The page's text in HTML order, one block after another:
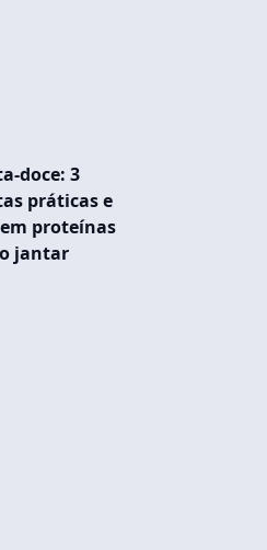
doce: 3
práticas e
proteínas
jantar